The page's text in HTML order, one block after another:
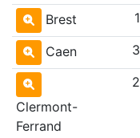
Brest 1
Caen 3
Clermont-
Ferrand
2